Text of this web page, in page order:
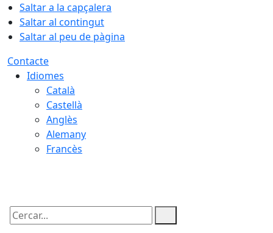
Saltar a la capçalera
Saltar al contingut
Saltar al peu de pàgina
Contacte
Idiomes
Català
Castellà
Anglès
Alemany
Francès
Cercar: